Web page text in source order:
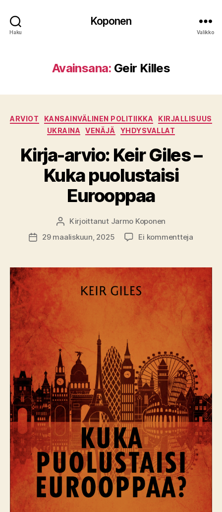
Haku
Koponen
Valikko
Avainsana: Geir Killes
Kategoriat
ARVIOT KANSAINVÄLINEN POLITIIKKA
KIRJALLISUUS
UKRAINA
VENÄJÄ YHDYSVALLAT
Kirja-arvio: Keir Giles –
Kuka puolustaisi
Eurooppaa
Kirjoittaja
Kirjoittanut Jarmo Koponen
Julkaisupäivämäärä
29 maaliskuun, 2025 Ei kommentteja
Keir
Giles
–
Kuka